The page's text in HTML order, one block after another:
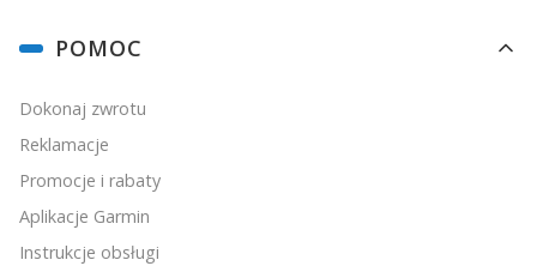
POMOC
Dokonaj zwrotu
Reklamacje
Promocje i rabaty
Aplikacje Garmin
Instrukcje obsługi